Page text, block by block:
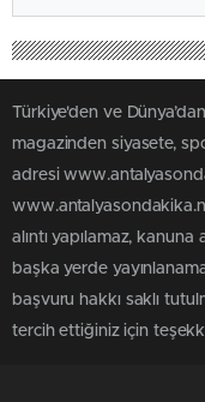
Türkiye'den ve
magazinden siyasete,
adresi
alıntı yapılamaz,
başka yerde
başvuru hakkı saklı
tercih ettiğiniz için